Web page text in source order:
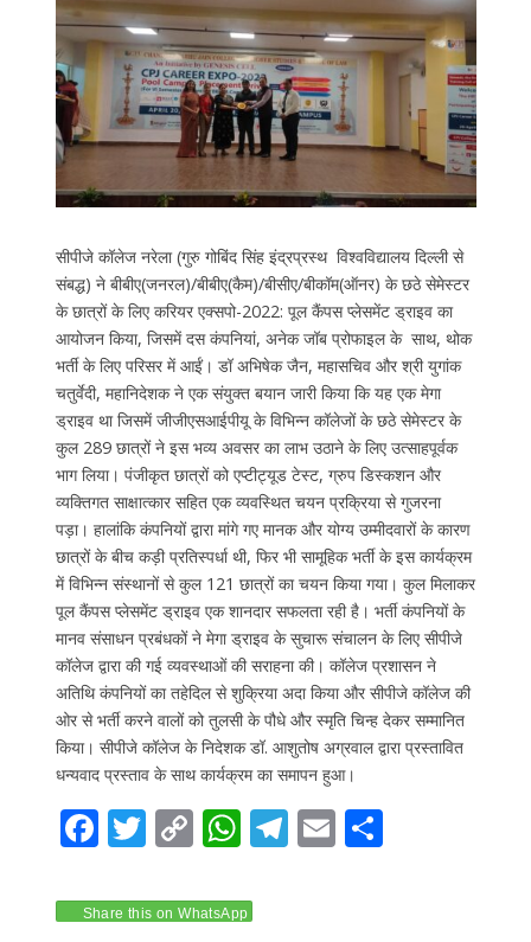
सीपीजे कॉलेज नरेला (गुरु गोबिंद सिंह इंद्रप्रस्थ विश्वविद्यालय दिल्ली से
संबद्ध) ने बीबीए(जनरल)/बीबीए(कैम)/बीसीए/बीकॉम(ऑनर) के छठे सेमेस्टर
के छात्रों के लिए करियर एक्सपो-2022: पूल कैंपस प्लेसमेंट ड्राइव का
आयोजन किया, जिसमें दस कंपनियां, अनेक जॉब प्रोफाइल के साथ, थोक
भर्ती के लिए परिसर में आईं। डॉ अभिषेक जैन, महासचिव और श्री युगांक
चतुर्वेदी, महानिदेशक ने एक संयुक्त बयान जारी किया कि यह एक मेगा
ड्राइव था जिसमें जीजीएसआईपीयू के विभिन्न कॉलेजों के छठे सेमेस्टर के
कुल 289 छात्रों ने इस भव्य अवसर का लाभ उठाने के लिए उत्साहपूर्वक
भाग लिया। पंजीकृत छात्रों को एप्टीट्यूड टेस्ट, ग्रुप डिस्कशन और
व्यक्तिगत साक्षात्कार सहित एक व्यवस्थित चयन प्रक्रिया से गुजरना
पड़ा। हालांकि कंपनियों द्वारा मांगे गए मानक और योग्य उम्मीदवारों के कारण
छात्रों के बीच कड़ी प्रतिस्पर्धा थी, फिर भी सामूहिक भर्ती के इस कार्यक्रम
में विभिन्न संस्थानों से कुल 121 छात्रों का चयन किया गया। कुल मिलाकर
पूल कैंपस प्लेसमेंट ड्राइव एक शानदार सफलता रही है। भर्ती कंपनियों के
मानव संसाधन प्रबंधकों ने मेगा ड्राइव के सुचारू संचालन के लिए सीपीजे
कॉलेज द्वारा की गई व्यवस्थाओं की सराहना की। कॉलेज प्रशासन ने
अतिथि कंपनियों का तहेदिल से शुक्रिया अदा किया और सीपीजे कॉलेज की
ओर से भर्ती करने वालों को तुलसी के पौधे और स्मृति चिन्ह देकर सम्मानित
किया। सीपीजे कॉलेज के निदेशक डॉ. आशुतोष अग्रवाल द्वारा प्रस्तावित
धन्यवाद प्रस्ताव के साथ कार्यक्रम का समापन हुआ।
F
e
T
itt
C
p
W
at
T E S
Share this on WhatsApp